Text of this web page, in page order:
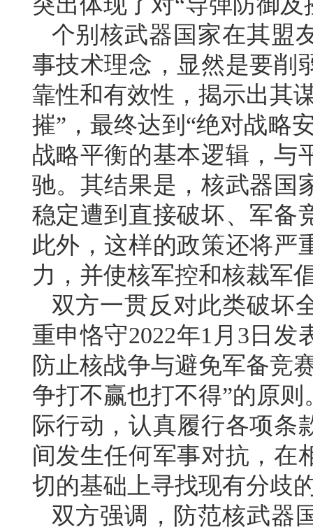
个别核武器国家在其盟
事技术理念，显然是要削
靠性和有效性，揭示出其
摧”，最终达到“绝对战略
战略平衡的基本逻辑，与
驰。其结果是，核武器国
稳定遭到直接破坏、军备
此外，这样的政策还将严
力，并使核军控和核裁军
双方一贯反对此类破坏
重申恪守2022年1月3日
防止核战争与避免军备竞
争打不赢也打不得”的原
际行动，认真履行各项条
间发生任何军事对抗，在
切的基础上寻找现有分歧
双方强调，防范核武器